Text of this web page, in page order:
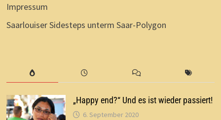
Impressum
Saarlouiser Sidesteps unterm Saar-Polygon
„Happy end?“ Und es ist wieder passiert!
6. September 2020